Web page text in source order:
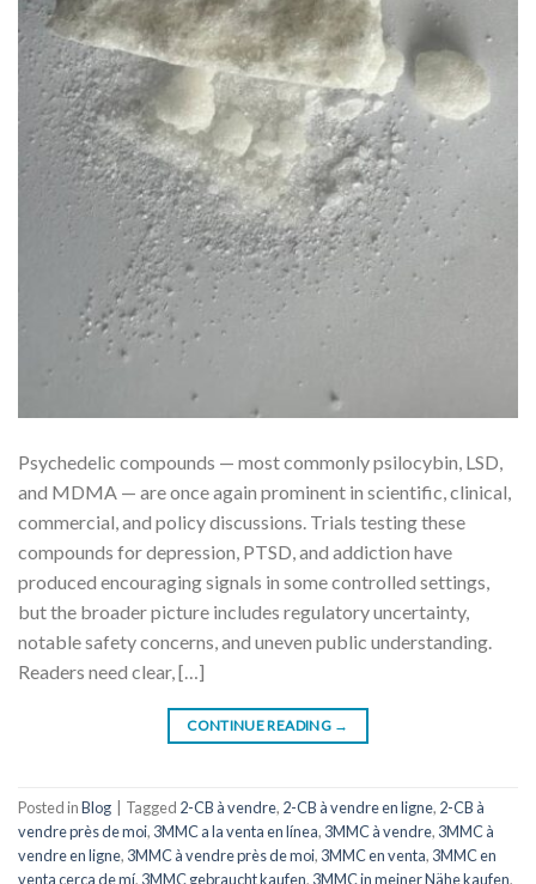
Psychedelic compounds — most commonly psilocybin, LSD,
and MDMA — are once again prominent in scientific, clinical,
commercial, and policy discussions. Trials testing these
compounds for depression, PTSD, and addiction have
produced encouraging signals in some controlled settings,
but the broader picture includes regulatory uncertainty,
notable safety concerns, and uneven public understanding.
Readers need clear, […]
CONTINUE READING →
Posted inBlog Tagged 2-CB à vendre, 2-CB à vendre en ligne, 2-CB à
vendre près de moi, 3MMC a la venta en línea, 3MMC à vendre, 3MMC à
vendre en ligne, 3MMC à vendre près de moi, 3MMC en venta, 3MMC en
venta cerca de mí, 3MMC gebraucht kaufen, 3MMC in meiner Nähe kaufen,